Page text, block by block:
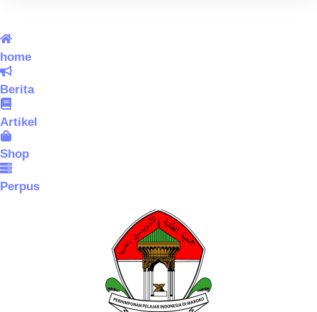
home
Berita
Artikel
Shop
Perpus